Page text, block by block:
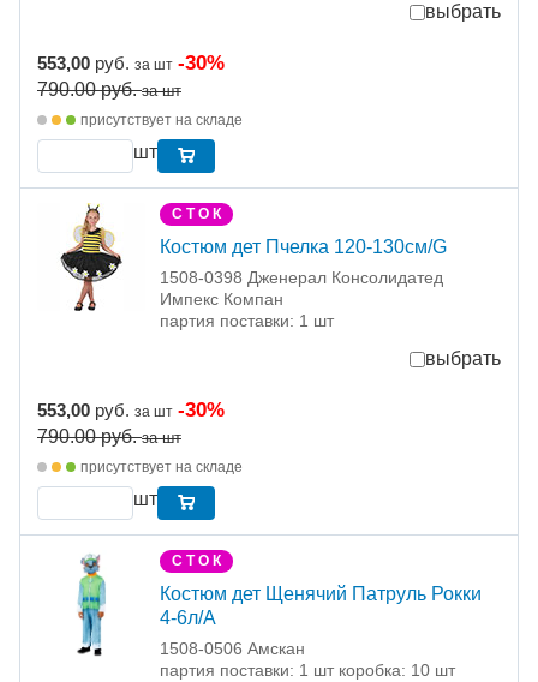
выбрать
553,00 руб. за шт -30%
790.00руб. за шт
присутствует на складе
шт
С Т О К
Костюм дет Пчелка 120-130см/G
1508-0398 Дженерал Консолидатед
Импекс Компан
партия поставки: 1 шт
выбрать
553,00 руб. за шт -30%
790.00руб. за шт
присутствует на складе
шт
С Т О К
Костюм дет Щенячий Патруль Рокки
4-6л/A
1508-0506 Амскан
партия поставки: 1 шт коробка: 10 шт